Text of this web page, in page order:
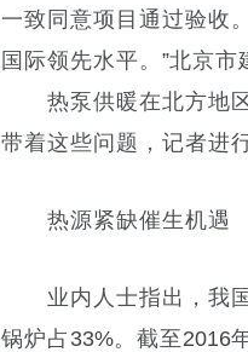
一致同意项目通过验收
国际领先水平。 ”北京市
热泵供暖在北方地区
带着这些问题，记者进
热源紧缺催生机遇
业内人士指出，我国
锅炉占 33%。截至2016